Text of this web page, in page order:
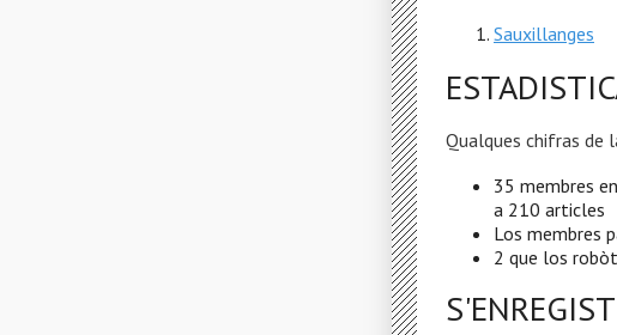
Sauxillanges
Qualques chifras de
35 membres
a 210 articles
Los membres
2 que los